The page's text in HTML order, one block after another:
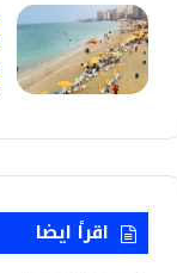
اقرأ ايضا